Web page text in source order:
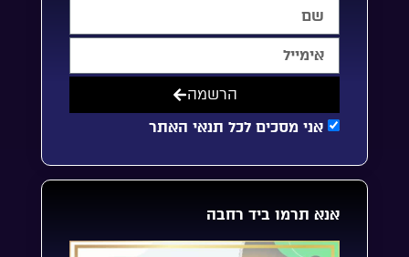
אני מסכים לכל תנאי האתר
הרשמה
אנא תרמו ביד רחבה